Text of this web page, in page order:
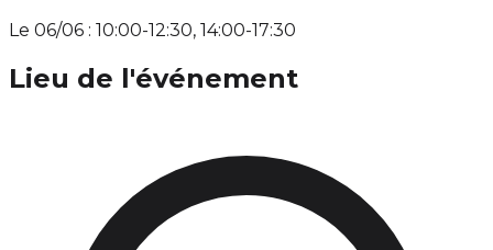
Le 06/06 : 10:00-12:30, 14:00-17:30
Lieu de l'événement